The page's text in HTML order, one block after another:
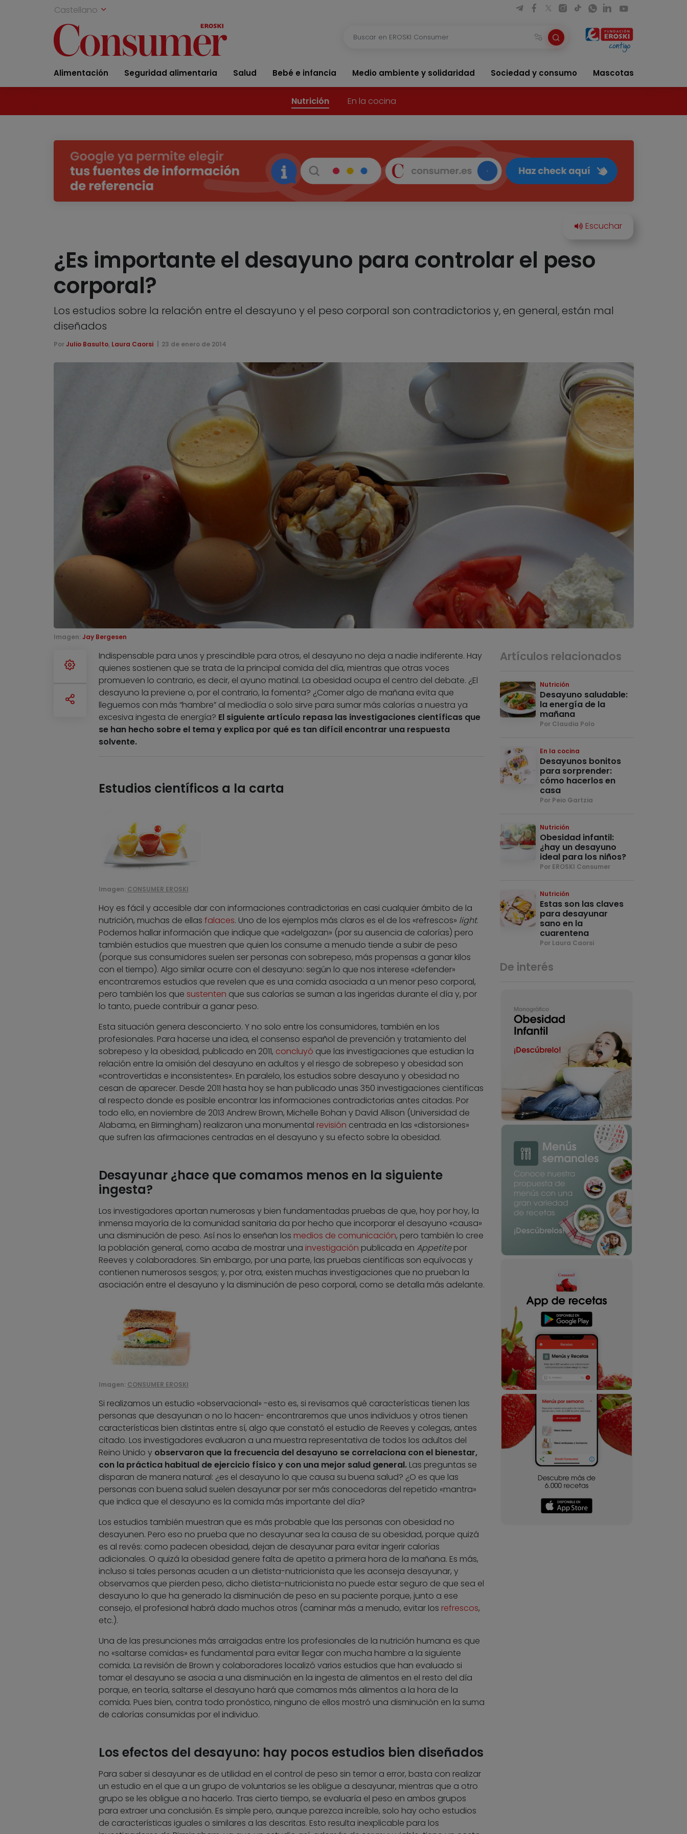
Castellano
Alimentación Seguridad alimentaria Salud Bebé e infancia Medio ambiente y solidaridad Sociedad y consumo Mascotas
Nutrición En la cocina
¿Es importante el desayuno para controlar el peso
corporal?
Los estudios sobre la relación entre el desayuno y el peso corporal son contradictorios y, en general, están mal
diseñados
Por Julio Basulto, Laura Caorsi 23 de enero de 2014
Imagen: Jay Bergesen
Indispensable para unos y prescindible para otros, el desayuno no deja a nadie indiferente. Hay
quienes sostienen que se trata de la principal comida del día, mientras que otras voces
promueven lo contrario, es decir, el ayuno matinal. La obesidad ocupa el centro del debate. ¿El
desayuno la previene o, por el contrario, la fomenta? ¿Comer algo de mañana evita que
lleguemos con más “hambre” al mediodía o solo sirve para sumar más calorías a nuestra ya
excesiva ingesta de energía? El siguiente artículo repasa las investigaciones científicas que
se han hecho sobre el tema y explica por qué es tan difícil encontrar una respuesta
solvente.
Estudios científicos a la carta
Imagen: CONSUMER EROSKI
Hoy es fácil y accesible dar con informaciones contradictorias en casi cualquier ámbito de la
nutrición, muchas de ellas falaces. Uno de los ejemplos más claros es el de los «refrescos» light.
Podemos hallar información que indique que «adelgazan» (por su ausencia de calorías) pero
también estudios que muestren que quien los consume a menudo tiende a subir de peso
(porque sus consumidores suelen ser personas con sobrepeso, más propensas a ganar kilos
con el tiempo). Algo similar ocurre con el desayuno: según lo que nos interese «defender»
encontraremos estudios que revelen que es una comida asociada a un menor peso corporal,
pero también los que sustenten que sus calorías se suman a las ingeridas durante el día y, por
lo tanto, puede contribuir a ganar peso.
Esta situación genera desconcierto. Y no solo entre los consumidores, también en los
profesionales. Para hacerse una idea, el consenso español de prevención y tratamiento del
sobrepeso y la obesidad, publicado en 2011, concluyó que las investigaciones que estudian la
relación entre la omisión del desayuno en adultos y el riesgo de sobrepeso y obesidad son
«controvertidas e inconsistentes». En paralelo, los estudios sobre desayuno y obesidad no
cesan de aparecer. Desde 2011 hasta hoy se han publicado unas 350 investigaciones científicas
al respecto donde es posible encontrar las informaciones contradictorias antes citadas. Por
todo ello, en noviembre de 2013 Andrew Brown, Michelle Bohan y David Allison (Universidad de
Alabama, en Birmingham) realizaron una monumental revisión centrada en las «distorsiones»
que sufren las afirmaciones centradas en el desayuno y su efecto sobre la obesidad.
Desayunar ¿hace que comamos menos en la siguiente
ingesta?
Los investigadores aportan numerosas y bien fundamentadas pruebas de que, hoy por hoy, la
inmensa mayoría de la comunidad sanitaria da por hecho que incorporar el desayuno «causa»
una disminución de peso. Así nos lo enseñan los medios de comunicación, pero también lo cree
la población general, como acaba de mostrar una investigación publicada en Appetitepor
Reeves y colaboradores. Sin embargo, por una parte, las pruebas científicas son equívocas y
contienen numerosos sesgos; y, por otra, existen muchas investigaciones que no prueban la
asociación entre el desayuno y la disminución de peso corporal, como se detalla más adelante.
Imagen: CONSUMER EROSKI
Si realizamos un estudio «observacional» -esto es, si revisamos qué características tienen las
personas que desayunan o no lo hacen- encontraremos que unos individuos y otros tienen
características bien distintas entre sí, algo que constató el estudio de Reeves y colegas, antes
citado. Los investigadores evaluaron a una muestra representativa de todos los adultos del
Reino Unido y observaron que la frecuencia del desayuno se correlaciona con el bienestar,
con la práctica habitual de ejercicio físico y con una mejor salud general.Las preguntas se
disparan de manera natural: ¿es el desayuno lo que causa su buena salud? ¿O es que las
personas con buena salud suelen desayunar por ser más conocedoras del repetido «mantra»
que indica que el desayuno es la comida más importante del día?
Los estudios también muestran que es más probable que las personas con obesidad no
desayunen. Pero eso no prueba que no desayunar sea la causa de su obesidad, porque quizá
es al revés: como padecen obesidad, dejan de desayunar para evitar ingerir calorías
adicionales. O quizá la obesidad genere falta de apetito a primera hora de la mañana. Es más,
incluso si tales personas acuden a un dietista-nutricionista que les aconseja desayunar, y
observamos que pierden peso, dicho dietista-nutricionista no puede estar seguro de que sea el
desayuno lo que ha generado la disminución de peso en su paciente porque, junto a ese
consejo, el profesional habrá dado muchos otros (caminar más a menudo, evitar los refrescos,
etc.).
Una de las presunciones más arraigadas entre los profesionales de la nutrición humana es que
no «saltarse comidas» es fundamental para evitar llegar con mucha hambre a la siguiente
comida. La revisión de Brown y colaboradores localizó varios estudios que han evaluado si
tomar el desayuno se asocia a una disminución en la ingesta de alimentos en el resto del día
porque, en teoría, saltarse el desayuno hará que comamos más alimentos a la hora de la
comida. Pues bien, contra todo pronóstico, ninguno de ellos mostró una disminución en la suma
de calorías consumidas por el individuo.
Los efectos del desayuno: hay pocos estudios bien diseñados
Para saber si desayunar es de utilidad en el control de peso sin temor a error, basta con realizar
un estudio en el que a un grupo de voluntarios se les obligue a desayunar, mientras que a otro
grupo se les obligue a no hacerlo. Tras cierto tiempo, se evaluaría el peso en ambos grupos
para extraer una conclusión. Es simple pero, aunque parezca increíble, solo hay ocho estudios
de características iguales o similares a las descritas. Esto resulta inexplicable para los
Artículos relacionados
Nutrición
Desayuno saludable:
la energía de la
mañana
Por Claudia Polo
En la cocina
Desayunos bonitos
para sorprender:
cómo hacerlos en
casa
Por Peio Gartzia
Nutrición
Obesidad infantil:
¿hay un desayuno
ideal para los niños?
Por EROSKI Consumer
Nutrición
Estas son las claves
para desayunar
sano en la
cuarentena
Por Laura Caorsi
De interés